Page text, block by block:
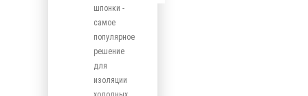
шпонки -
самое
популярное
решение
для
изоляции